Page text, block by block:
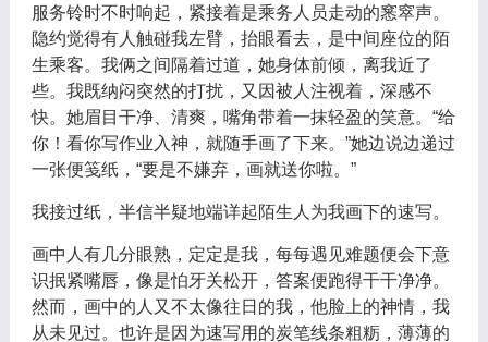
服务铃时不时响起，紧接着是乘务人员走动的窸窣声。
隐约觉得有人触碰我左臂，抬眼看去，是中间座位的陌
生乘客。我俩之间隔着过道，她身体前倾，离我近了
些。我既纳闷突然的打扰，又因被人注视着，深感不
快。她眉目干净、清爽，嘴角带着一抹轻盈的笑意。“给
你！看你写作业入神，就随手画了下来。”她边说边递过
一张便笺纸，“要是不嫌弃，画就送你啦。”
我接过纸，半信半疑地端详起陌生人为我画下的速写。
画中人有几分眼熟，定定是我，每每遇见难题便会下意
识抿紧嘴唇，像是怕牙关松开，答案便跑得干干净净。
然而，画中的人又不太像往日的我，他脸上的神情，我
从未见过。也许是因为速写用的炭笔线条粗粝，薄薄的